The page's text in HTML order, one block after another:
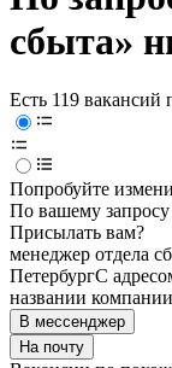
сбыта»
Есть 119
Попробуйте
По вашему запросу
Присылать вам?
менеджер отдела
ПетербургС
названии
В мессенджер
На почту